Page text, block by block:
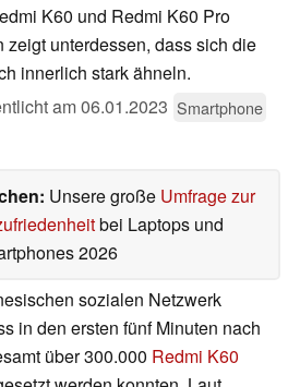
K60 und Redmi K60 Pro
zeigt unterdessen, dass sich die
innerlich stark ähneln.
am06.01.2023 Smartphone
Unsere große Umfrage zur
bei Laptops und
2026
sozialen Netzwerk
in den ersten fünf Minuten nach
über 300.000 Redmi K60